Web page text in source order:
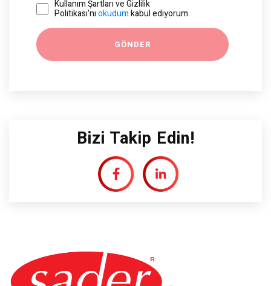
Kullanım Şartları ve Gizlilik
Politikası'nıokudumkabul ediyorum.
Bizi Takip Edin!